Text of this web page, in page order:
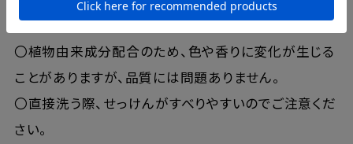
い。
〇植物由来成分配合のため、色や香りに変化が生じる
ことがありますが、品質には問題ありません。
〇直接洗う際、せっけんがすべりやすいのでご注意くだ
さい。